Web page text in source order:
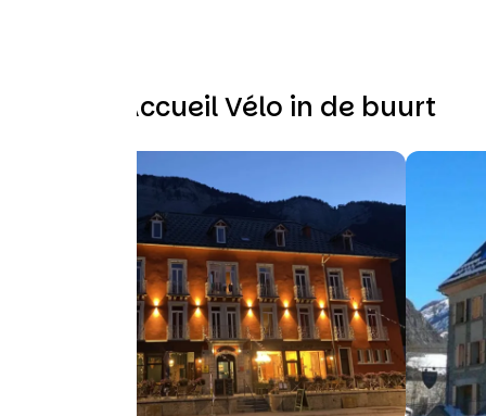
Andere Accueil Vélo in de buurt